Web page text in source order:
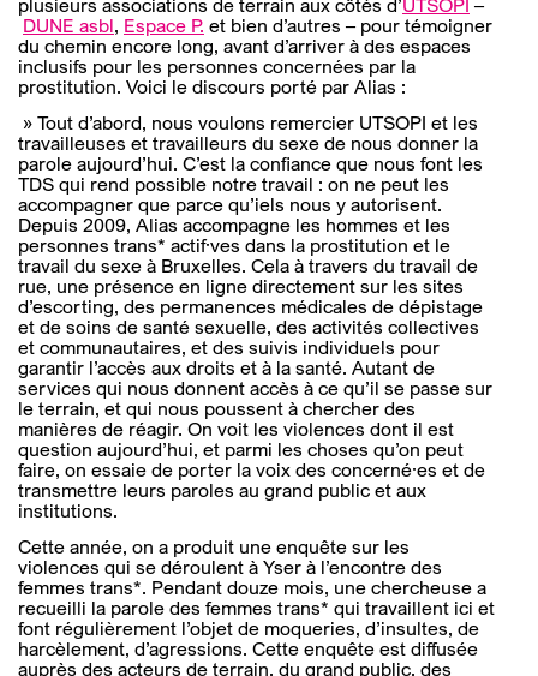
DUNE asbl, Espace P. et bien d’autres – pour témoigner
du chemin encore long, avant d’arriver à des espaces
inclusifs pour les personnes concernées par la
prostitution. Voici le discours porté par Alias :
» Tout d’abord, nous voulons remercier UTSOPI et les
travailleuses et travailleurs du sexe de nous donner la
parole aujourd’hui. C’est la confiance que nous font les
TDS qui rend possible notre travail : on ne peut les
accompagner que parce qu’iels nous y autorisent.
Depuis 2009, Alias accompagne les hommes et les
personnes trans* actif·ves dans la prostitution et le
travail du sexe à Bruxelles. Cela à travers du travail de
rue, une présence en ligne directement sur les sites
d’escorting, des permanences médicales de dépistage
et de soins de santé sexuelle, des activités collectives
et communautaires, et des suivis individuels pour
garantir l’accès aux droits et à la santé. Autant de
services qui nous donnent accès à ce qu’il se passe sur
le terrain, et qui nous poussent à chercher des
manières de réagir. On voit les violences dont il est
question aujourd’hui, et parmi les choses qu’on peut
faire, on essaie de porter la voix des concerné·es et de
transmettre leurs paroles au grand public et aux
institutions.
Cette année, on a produit une enquête sur les
violences qui se déroulent à Yser à l’encontre des
femmes trans*. Pendant douze mois, une chercheuse a
recueilli la parole des femmes trans* qui travaillent ici et
font régulièrement l’objet de moqueries, d’insultes, de
harcèlement, d’agressions. Cette enquête est diffusée
auprès des acteurs de terrain, du grand public, des